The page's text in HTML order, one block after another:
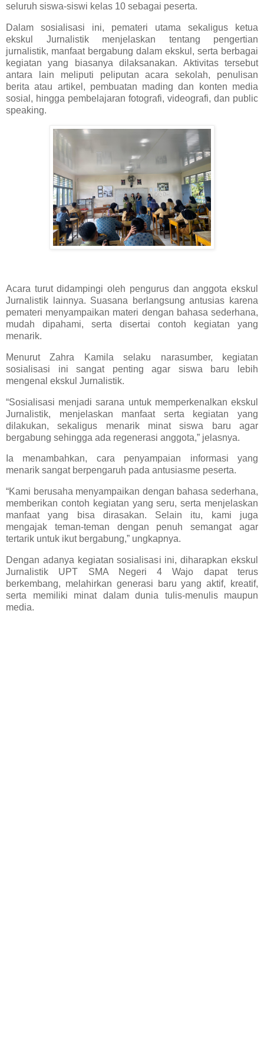
seluruh siswa-siswi kelas 10 sebagai peserta.
Dalam sosialisasi ini, pemateri utama sekaligus ketua
ekskul Jurnalistik menjelaskan tentang pengertian
jurnalistik, manfaat bergabung dalam ekskul, serta berbagai
kegiatan yang biasanya dilaksanakan. Aktivitas tersebut
antara lain meliputi peliputan acara sekolah, penulisan
berita atau artikel, pembuatan mading dan konten media
sosial, hingga pembelajaran fotografi, videografi, dan public
speaking.
Acara turut didampingi oleh pengurus dan anggota ekskul
Jurnalistik lainnya. Suasana berlangsung antusias karena
pemateri menyampaikan materi dengan bahasa sederhana,
mudah dipahami, serta disertai contoh kegiatan yang
menarik.
Menurut Zahra Kamila selaku narasumber, kegiatan
sosialisasi ini sangat penting agar siswa baru lebih
mengenal ekskul Jurnalistik.
“Sosialisasi menjadi sarana untuk memperkenalkan ekskul
Jurnalistik, menjelaskan manfaat serta kegiatan yang
dilakukan, sekaligus menarik minat siswa baru agar
bergabung sehingga ada regenerasi anggota,” jelasnya.
Ia menambahkan, cara penyampaian informasi yang
menarik sangat berpengaruh pada antusiasme peserta.
“Kami berusaha menyampaikan dengan bahasa sederhana,
memberikan contoh kegiatan yang seru, serta menjelaskan
manfaat yang bisa dirasakan. Selain itu, kami juga
mengajak teman-teman dengan penuh semangat agar
tertarik untuk ikut bergabung,” ungkapnya.
Dengan adanya kegiatan sosialisasi ini, diharapkan ekskul
Jurnalistik UPT SMA Negeri 4 Wajo dapat terus
berkembang, melahirkan generasi baru yang aktif, kreatif,
serta memiliki minat dalam dunia tulis-menulis maupun
media.